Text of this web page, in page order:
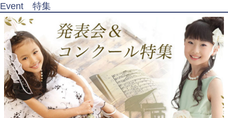
Event 特集